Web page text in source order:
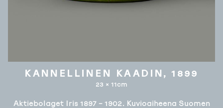
KANNELLINEN KAADIN, 1899
23 × 11cm
Aktiebolaget Iris 1897 – 1902. Kuvioaiheena Suomen